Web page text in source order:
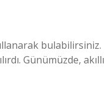
bulabilirsiniz.
Günümüzde, akıllı